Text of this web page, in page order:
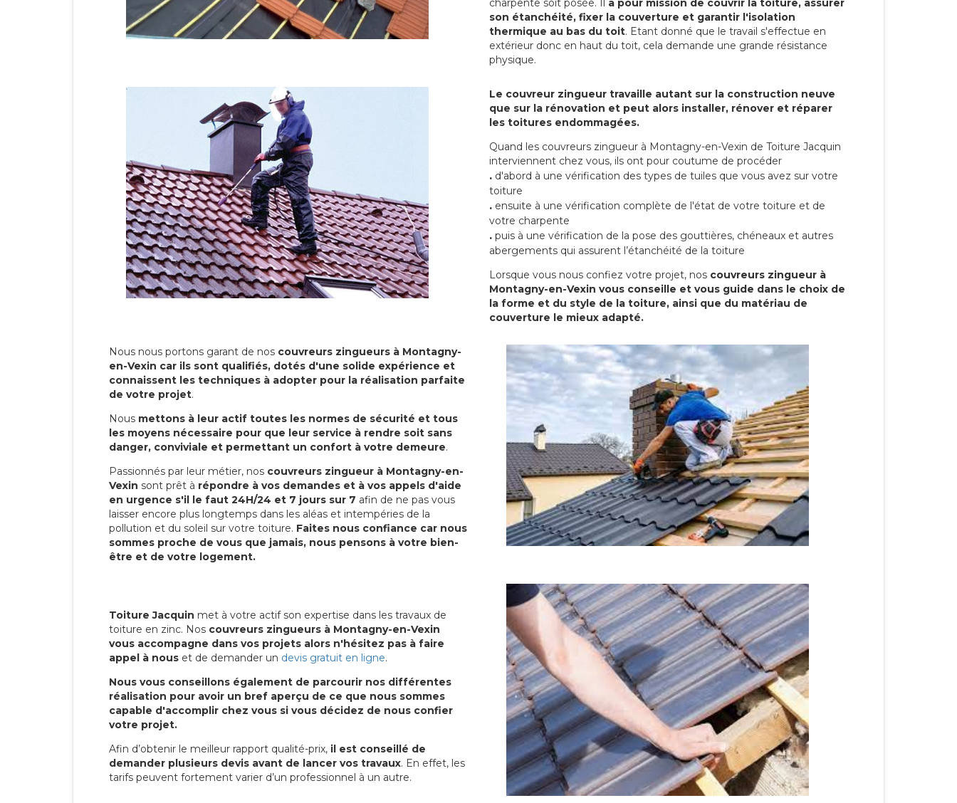
son étanchéité, fixer la couverture et garantir l'isolation
thermique au bas du toit. Etant donné que le travail s'effectue en
extérieur donc en haut du toit, cela demande une grande résistance
physique.
Le couvreur zingueur travaille autant sur la construction neuve
que sur la rénovation et peut alors installer, rénover et réparer
les toitures endommagées.
Quand les couvreurs zingueur à Montagny-en-Vexin de Toiture Jacquin
interviennent chez vous, ils ont pour coutume de procéder
. d'abord à une vérification des types de tuiles que vous avez sur votre
toiture
. ensuite à une vérification complète de l'état de votre toiture et de
votre charpente
. puis à une vérification de la pose des gouttières, chéneaux et autres
abergements qui assurent l’étanchéité de la toiture
Lorsque vous nous confiez votre projet, nos couvreurs zingueur à
Montagny-en-Vexin vous conseille et vous guide dans le choix de
la forme et du style de la toiture, ainsi que du matériau de
couverture le mieux adapté.
Nous nous portons garant de nos couvreurs zingueurs à Montagny-
en-Vexin car ils sont qualifiés, dotés d'une solide expérience et
connaissent les techniques à adopter pour la réalisation parfaite
de votre projet.
Nous mettons à leur actif toutes les normes de sécurité et tous
les moyens nécessaire pour que leur service à rendre soit sans
danger, conviviale et permettant un confort à votre demeure.
Passionnés par leur métier, nos couvreurs zingueur à Montagny-en-
Vexin sont prêt à répondre à vos demandes et à vos appels d'aide
en urgence s'il le faut 24H/24 et 7 jours sur 7 afin de ne pas vous
laisser encore plus longtemps dans les aléas et intempéries de la
pollution et du soleil sur votre toiture. Faites nous confiance car nous
sommes proche de vous que jamais, nous pensons à votre bien-
être et de votre logement.
Toiture Jacquin met à votre actif son expertise dans les travaux de
toiture en zinc. Nos couvreurs zingueurs à Montagny-en-Vexin
vous accompagne dans vos projets alors n'hésitez pas à faire
appel à nous et de demander un devis gratuit en ligne.
Nous vous conseillons également de parcourir nos différentes
réalisation pour avoir un bref aperçu de ce que nous sommes
capable d'accomplir chez vous si vous décidez de nous confier
votre projet.
Afin d’obtenir le meilleur rapport qualité-prix, il est conseillé de
demander plusieurs devis avant de lancer vos travaux. En effet, les
tarifs peuvent fortement varier d’un professionnel à un autre.